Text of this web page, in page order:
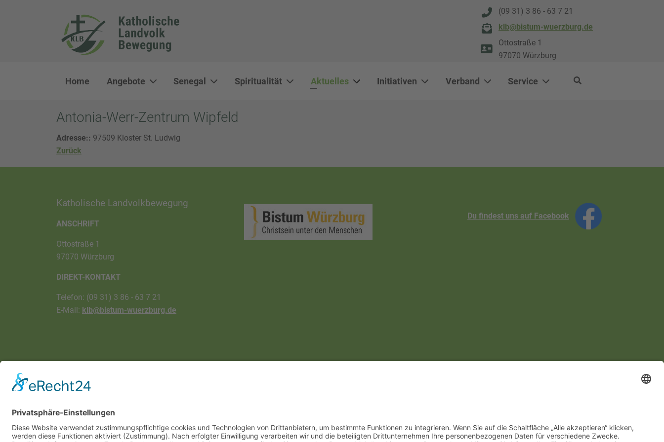
(09 31) 3 86 - 63 7 21
klb@bistum-wuerzburg.de
Ottostraße 1
97070 Würzburg
Home Angebote Senegal Spiritualität Aktuelles Initiativen Verband Service
Antonia-Werr-Zentrum Wipfeld
Adresse:: 97509 Kloster St. Ludwig
Zurück
Katholische Landvolkbewegung
ANSCHRIFT
Ottostraße 1
97070 Würzburg
DIREKT-KONTAKT
Telefon: (09 31) 3 86 - 63 7 21
E-Mail: klb@bistum-wuerzburg.de
Du findest uns auf Facebook
Impressum